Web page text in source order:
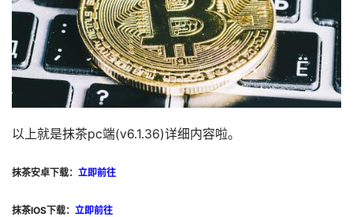
以上就是抹茶pc端(v6.1.36)详细内容啦。
抹茶安卓下载： 立即前往
抹茶IOS下载： 立即前往